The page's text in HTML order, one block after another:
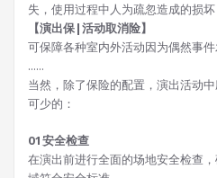
失，使用过程中人为疏忽造成的损坏
【演出保|活动取消险】
可保障各种室内外活动因为偶然事件
......
当然，除了保险的配置，演出活动
可少的：
01安全检查
在演出前进行全面的场地安全检查